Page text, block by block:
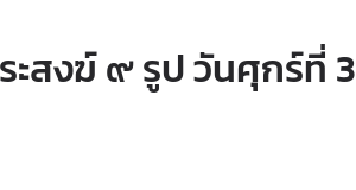
สงฆ์ ๙ รูป วันศุกร์ที่ 3